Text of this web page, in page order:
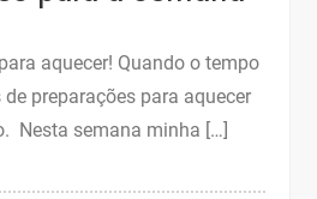
aquecer! Quando o tempo
preparações para aquecer
Nesta semana minha […]